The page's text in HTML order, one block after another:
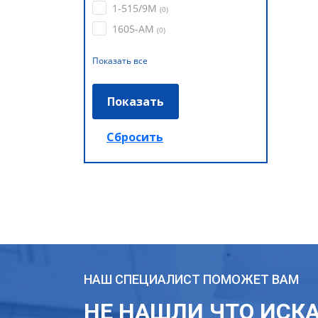
1-515/9М (0)
1605-АМ (0)
Показать все
НАШ СПЕЦИАЛИСТ ПОМОЖЕТ ВАМ
НЕ НАШЛИ ЧТО